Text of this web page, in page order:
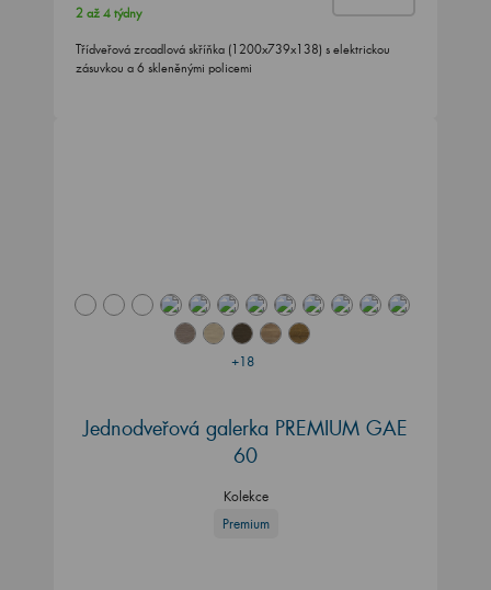
2 až 4 týdny
Třídveřová zrcadlová skříňka (1200x739x138) s elektrickou
zásuvkou a 6 skleněnými policemi
+18
Jednodveřová galerka PREMIUM GAE
60
Kolekce
Premium